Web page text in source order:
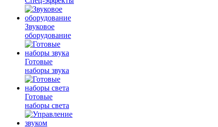
Звуковое
оборудование
Готовые
наборы звука
Готовые
наборы света